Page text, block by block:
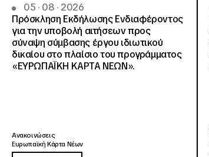
05 · 08 · 2026
Πρόσκληση Εκδήλωσης Ενδιαφέροντος
για την υποβολή αιτήσεων προς
σύναψη σύμβασης έργου ιδιωτικού
δικαίου στο πλαίσιο του προγράμματος
«ΕΥΡΩΠΑΪΚΗ ΚΑΡΤΑ ΝΕΩΝ».
Ανακοινώσεις
Ευρωπαϊκή Κάρτα Νέων